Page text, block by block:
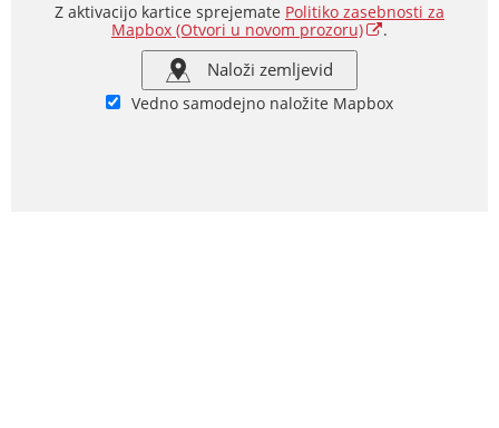
Z aktivacijo kartice sprejemate Politiko zasebnosti za
Mapbox(Otvori u novom prozoru) .
Naloži zemljevid
Vedno samodejno naložite Mapbox